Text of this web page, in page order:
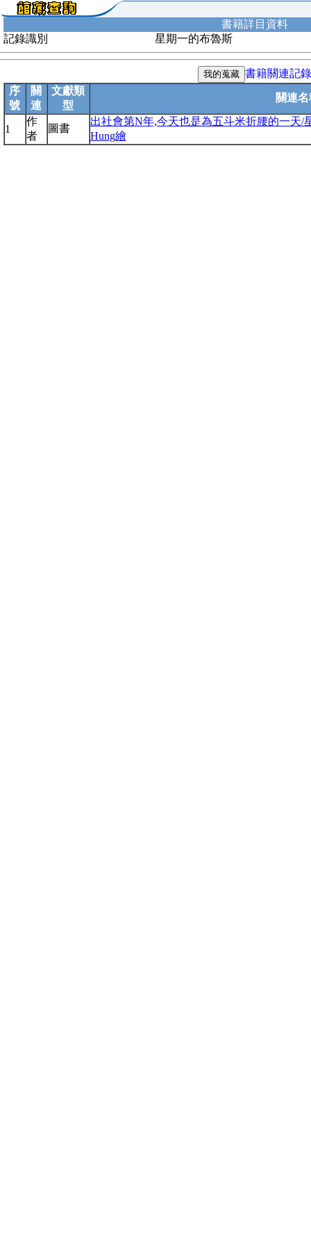
書籍詳目資料
記錄識別
星期一的布魯斯
書籍關連記錄
序
號
關
連
文獻類
型
關連名
1
作
者
圖書
出社會第N年,今天也是為五斗米折腰的一天/
Hung繪